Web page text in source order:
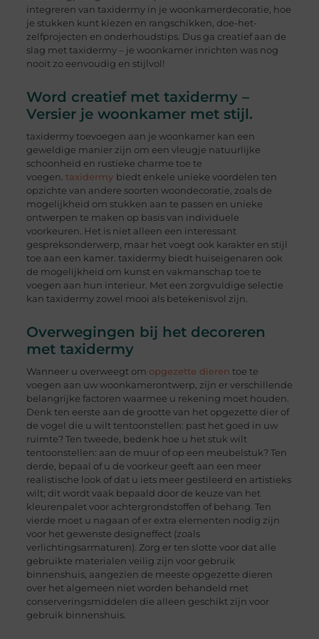
integreren van taxidermy in je woonkamerdecoratie, hoe
je stukken kunt kiezen en rangschikken, doe-het-
zelfprojecten en onderhoudstips. Dus ga creatief aan de
slag met taxidermy – je woonkamer inrichten was nog
nooit zo eenvoudig en stijlvol!
Word creatief met taxidermy –
Versier je woonkamer met stijl.
taxidermy toevoegen aan je woonkamer kan een
geweldige manier zijn om een vleugje natuurlijke
schoonheid en rustieke charme toe te
voegen. taxidermy biedt enkele unieke voordelen ten
opzichte van andere soorten woondecoratie, zoals de
mogelijkheid om stukken aan te passen en unieke
ontwerpen te maken op basis van individuele
voorkeuren. Het is niet alleen een interessant
gespreksonderwerp, maar het voegt ook karakter en stijl
toe aan een kamer. taxidermy biedt huiseigenaren ook
de mogelijkheid om kunst en vakmanschap toe te
voegen aan hun interieur. Met een zorgvuldige selectie
kan taxidermy zowel mooi als betekenisvol zijn.
Overwegingen bij het decoreren
met taxidermy
Wanneer u overweegt om opgezette dieren toe te
voegen aan uw woonkamerontwerp, zijn er verschillende
belangrijke factoren waarmee u rekening moet houden.
Denk ten eerste aan de grootte van het opgezette dier of
de vogel die u wilt tentoonstellen: past het goed in uw
ruimte? Ten tweede, bedenk hoe u het stuk wilt
tentoonstellen: aan de muur of op een meubelstuk? Ten
derde, bepaal of u de voorkeur geeft aan een meer
realistische look of dat u iets meer gestileerd en artistieks
wilt; dit wordt vaak bepaald door de keuze van het
kleurenpalet voor achtergrondstoffen of behang. Ten
vierde moet u nagaan of er extra elementen nodig zijn
voor het gewenste designeffect (zoals
verlichtingsarmaturen). Zorg er ten slotte voor dat alle
gebruikte materialen veilig zijn voor gebruik
binnenshuis, aangezien de meeste opgezette dieren
over het algemeen niet worden behandeld met
conserveringsmiddelen die alleen geschikt zijn voor
gebruik binnenshuis.